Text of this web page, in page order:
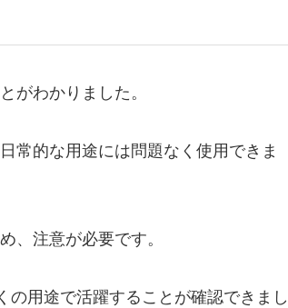
がわかりました。
常的な用途には問題なく使用できま
、注意が必要です。
用途で活躍することが確認できまし